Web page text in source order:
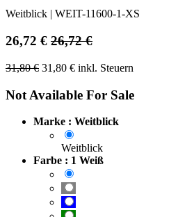
Weitblick WEIT-11600-1-XS
26,72 € 26,72€
31,80€ 31,80 € inkl. Steuern
Not Available For Sale
Marke : Weitblick
Weitblick
Farbe : 1 Weiß